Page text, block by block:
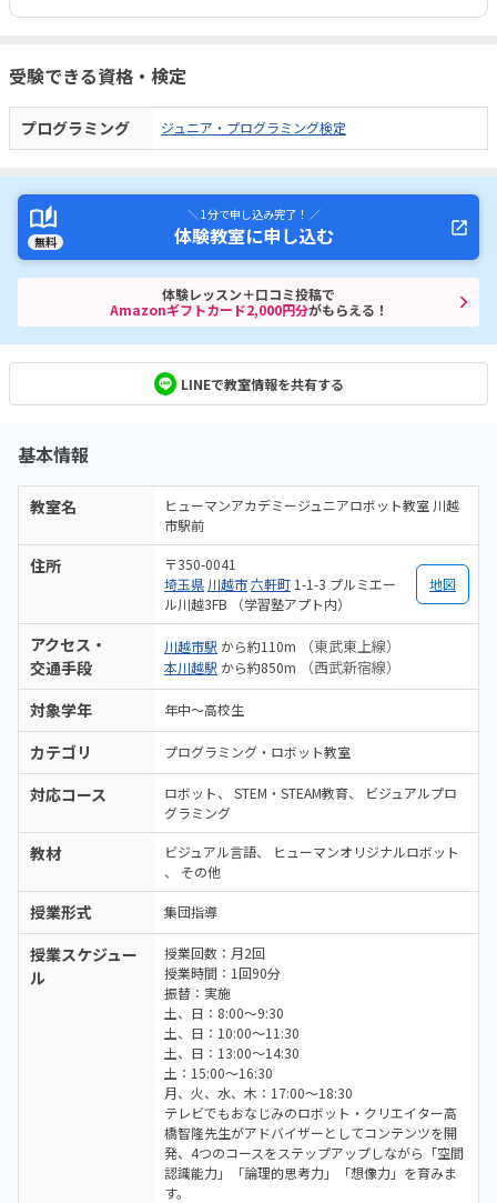
受験できる資格・検定
プログラミング ジュニア・プログラミング検定
無料
＼ 1分で申し込み完了！ ／
体験教室に申し込む
体験レッスン＋口コミ投稿で
Amazonギフトカード2,000円分がもらえる！
LINEで教室情報を共有する
基本情報
教室名
ヒューマンアカデミージュニアロボット教室 川越
市駅前
住所
〒350-0041
埼玉県 川越市六軒町 1-1-3 プルミエー
ル川越3FB （学習塾アプト内）
地図
アクセス・
交通手段
川越市駅 から約110m （東武東上線）
本川越駅 から約850m （西武新宿線）
対象学年 年中～高校生
カテゴリ プログラミング・ロボット教室
対応コース ロボット STEM・STEAM教育
ビジュアルプロ
グラミング
教材 ビジュアル言語
ヒューマンオリジナルロボット
その他
授業形式 集団指導
授業スケジュー
ル
授業回数：月2回
授業時間：1回90分
振替：実施
土、日：8:00～9:30
土、日：10:00～11:30
土、日：13:00～14:30
土：15:00～16:30
月、火、水、木：17:00～18:30
テレビでもおなじみのロボット・クリエイター高
橋智隆先生がアドバイザーとしてコンテンツを開
発、4つのコースをステップアップしながら「空間
認識能力」「論理的思考力」「想像力」を育みま
す。